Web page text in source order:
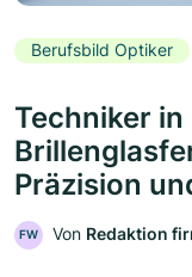
Berufsbild Optiker
Techniker in
Präzision
FW Von Redaktion